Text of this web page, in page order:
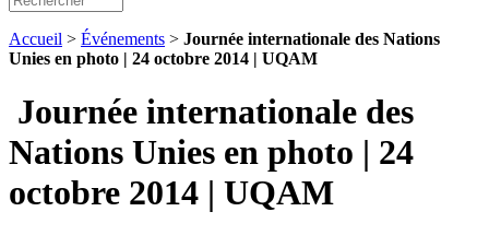
Accueil > Événements > Journée internationale des Nations
Unies en photo | 24 octobre 2014 | UQAM
Journée internationale des
Nations Unies en photo | 24
octobre 2014 | UQAM